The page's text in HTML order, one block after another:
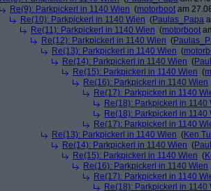
Re(9): Parkpickerl in 1140 Wien (motorboot am
Re(10): Parkpickerl in 1140 Wien (Paulas_Papa
Re(11): Parkpickerl in 1140 Wien (motorboot
Re(12): Parkpickerl in 1140 Wien (
Re(13): Parkpickerl in 1140 Wien (
Re(14): Parkpickerl in 1140 Wien (
Re(15): Parkpickerl in 1140 Wien (
Re(16): Parkpickerl in 1140 Wien
Re(17): Parkpickerl in 1140
Re(18): Parkpickerl in 1140
Re(18): Parkpickerl in 1140
Re(17): Parkpickerl in 1140
Re(13): Parkpickerl in 1140 Wien (Ken
Re(14): Parkpickerl in 1140 Wien (
Re(15): Parkpickerl in 1140 Wien (
Re(16): Parkpickerl in 1140 Wien
Re(17): Parkpickerl in 1140
Re(18): Parkpickerl in 1140